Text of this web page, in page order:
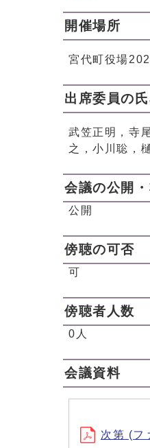
開催場所
宮代町役場
出席委員の氏
武笠正明，寺
之，小川聡，
会議の公開
公開
傍聴の可否
可
傍聴者人数
0人
会議資料
次第 (フ